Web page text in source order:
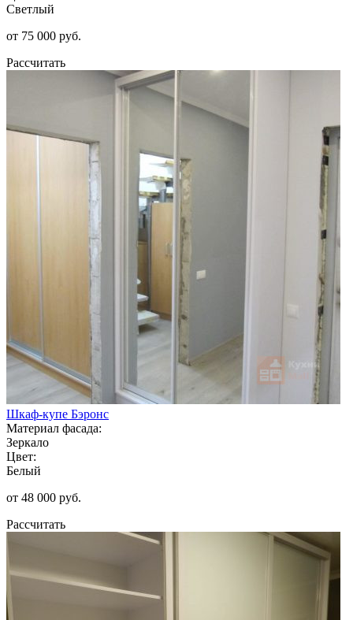
Светлый
от 75 000 руб.
Рассчитать
Шкаф-купе Бэронс
Материал фасада:
Зеркало
Цвет:
Белый
от 48 000 руб.
Рассчитать